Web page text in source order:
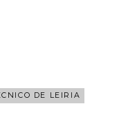
DE LEIRIA